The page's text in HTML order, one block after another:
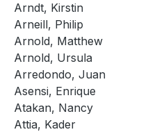
Arndt, Kirstin
Arneill, Philip
Arnold, Matthew
Arnold, Ursula
Arredondo, Juan
Asensi, Enrique
Atakan, Nancy
Attia, Kader